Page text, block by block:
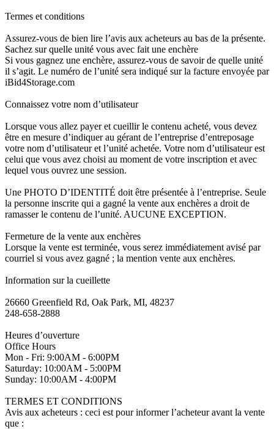
Termes et conditions
Assurez-vous de bien lire l’avis aux acheteurs au bas de la présente.
Sachez sur quelle unité vous avec fait une enchère
Si vous gagnez une enchère, assurez-vous de savoir de quelle unité
il s’agit. Le numéro de l’unité sera indiqué sur la facture envoyée par
iBid4Storage.com
Connaissez votre nom d’utilisateur
Lorsque vous allez payer et cueillir le contenu acheté, vous devez
être en mesure d’indiquer au gérant de l’entreprise d’entreposage
votre nom d’utilisateur et l’unité achetée. Votre nom d’utilisateur est
celui que vous avez choisi au moment de votre inscription et avec
lequel vous ouvrez une session.
Une PHOTO D’IDENTITÉ doit être présentée à l’entreprise. Seule
la personne inscrite qui a gagné la vente aux enchères a droit de
ramasser le contenu de l’unité. AUCUNE EXCEPTION.
Fermeture de la vente aux enchères
Lorsque la vente est terminée, vous serez immédiatement avisé par
courriel si vous avez gagné ; la mention vente aux enchères.
Information sur la cueillette
26660 Greenfield Rd, Oak Park, MI, 48237
248-658-2888
Heures d’ouverture
Office Hours
Mon - Fri: 9:00AM - 6:00PM
Saturday: 10:00AM - 5:00PM
Sunday: 10:00AM - 4:00PM
TERMES ET CONDITIONS
Avis aux acheteurs : ceci est pour informer l’acheteur avant la vente
que :